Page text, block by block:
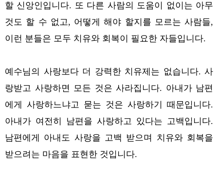
할 신앙인입니다. 또 다른 사람의 도움이 없이는 아무
것도 할 수 없고, 어떻게 해야 할지를 모르는 사람들,
이런 분들은 모두 치유와 회복이 필요한 자들입니다.
예수님의 사랑보다 더 강력한 치유제는 없습니다. 사
랑받고 사랑하면 모든 것은 사라집니다. 아내가 남편
에게 사랑하느냐고 묻는 것은 사랑하기 때문입니다.
아내가 여전히 남편을 사랑하고 있다는 고백입니다.
남편에게 아내도 사랑을 고백 받으며 치유와 회복을
받으려는 마음을 표현한 것입니다.